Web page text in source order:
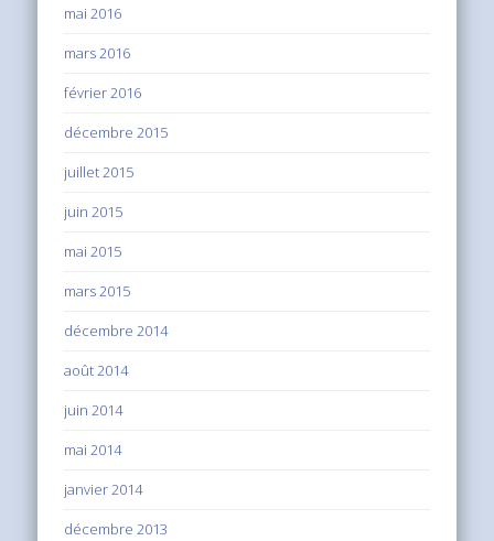
mai 2016
mars 2016
février 2016
décembre 2015
juillet 2015
juin 2015
mai 2015
mars 2015
décembre 2014
août 2014
juin 2014
mai 2014
janvier 2014
décembre 2013